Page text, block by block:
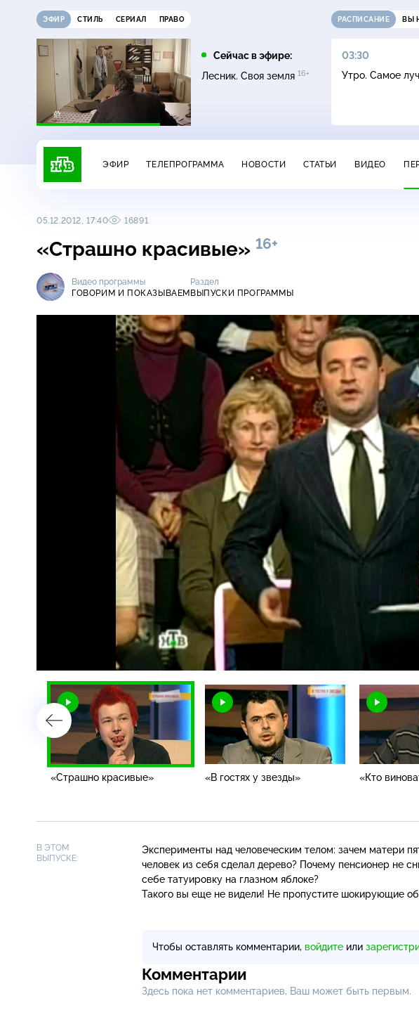
ЭФИР СТИЛЬ СЕРИАЛ ПРАВО
Сейчас в эфире:
Лесник. Своя земля 16+
РАСПИСАНИЕ ВЫ
22:35
Темная лошадка16+
01:45
Лесник. Своя земля16+
03:30
Утро. Самое
ЭФИР ТЕЛЕПРОГРАММА НОВОСТИ СТАТЬИ ВИДЕО
05.12.2012, 17:40 16891
«Страшно красивые» 16+
Видео программы
ГОВОРИМ И ПОКАЗЫВАЕМ
Раздел
ВЫПУСКИ ПРОГРАММЫ
«Страшно красивые» «В гостях у звезды» «Кто
В ЭТОМ
ВЫПУСКЕ:
Эксперименты над человеческим телом: зачем матери
человек из себя сделал дерево? Почему пенсионер не
себе татуировку на глазном яблоке?
Такого вы еще не видели! Не пропустите шокирующие
Чтобы оставлять комментарии, войдите или
Комментарии
Здесь пока нет комментариев, Ваш может быть первым.